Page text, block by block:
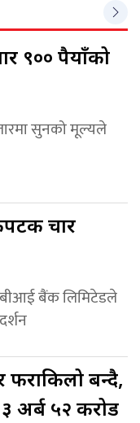
९०० रुपैयाँको
सुनको मूल्यले
चार
बैंक लिमिटेडले
बन्दै,
अर्ब ५२ करोड